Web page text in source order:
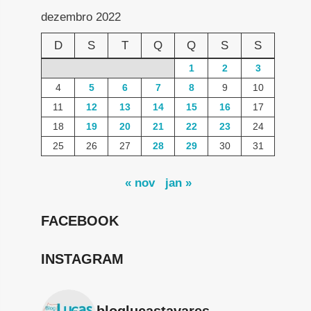
dezembro 2022
D S T Q Q S S
1 2
3
4
5 6 7 8 9
10
11
12 13 14 15 16
17
18
19 20 21 22 23
24
25
26 27 28 29 30 31
« nov jan »
FACEBOOK
INSTAGRAM